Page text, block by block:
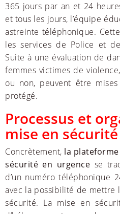
365 jours par an et 24
et tous les jours, l’équipe
astreinte téléphonique.
les services de Police et
Suite à une évaluation de
femmes victimes de
ou non, peuvent être
protégé.
Processus et
mise en
Concrètement, la
sécurité en urgence se
d’un numéro téléphonique
avec la possibilité de mettre
sécurité. La mise en